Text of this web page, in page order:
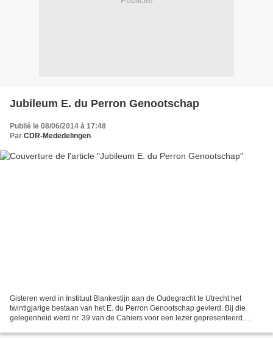
Jubileum E. du Perron Genootschap
Publié le 08/06/2014 à 17:48
Par CDR-Mededelingen
Gisteren werd in Instituut Blankestijn aan de Oudegracht te Utrecht het
twintigjarige bestaan van het E. du Perron Genootschap gevierd. Bij die
gelegenheid werd nr. 39 van de Cahiers voor een lezer gepresenteerd.